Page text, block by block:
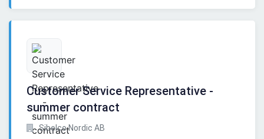
Customer Service Representative -
summer contract
Sibelco Nordic AB